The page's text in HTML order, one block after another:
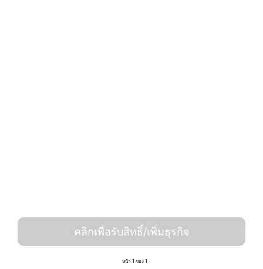
คลิกเพื่อรับสิทธิ์/เพิ่มธุรกิจ
หน้า 1 ของ 1